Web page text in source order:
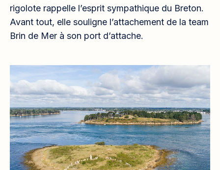
rigolote rappelle l’esprit sympathique du Breton.
Avant tout, elle souligne l’attachement de la team
Brin de Mer à son port d’attache.